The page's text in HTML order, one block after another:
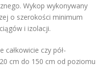
Wykop wykonywany
o szerokości minimum
i izolacji.
czy pół-
cm do 150 cm od poziomu